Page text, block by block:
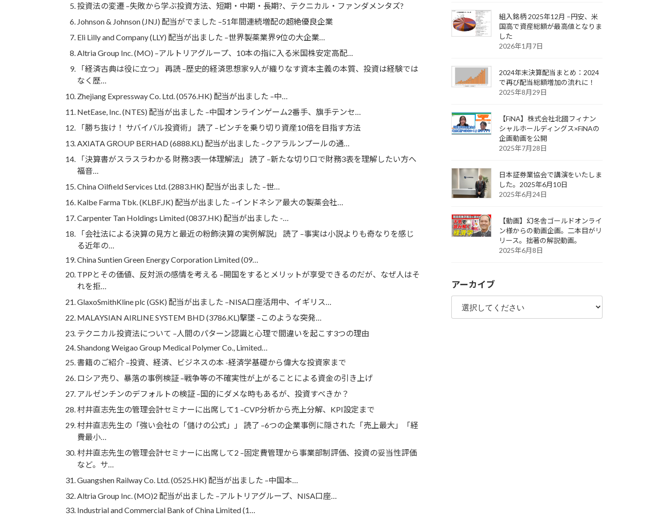
投資法の変遷 –失敗から学ぶ投資方法、短期・中期・長期?、テクニカル・ファンダメンタズ?
Johnson & Johnson (JNJ) 配当がでました –51年間連続増配の超絶優良企業
Eli Lilly and Company (LLY) 配当が出ました –世界製薬業界9位の大企業…
Altria Group Inc. (MO) –アルトリアグループ、10本の指に入る米国株安定高配…
「経済古典は役に立つ」 再読 –歴史的経済思想家9人が織りなす資本主義の本質、投資は経験では
なく歴…
Zhejiang Expressway Co. Ltd. (0576.HK) 配当が出ました –中…
NetEase, Inc. (NTES) 配当が出ました –中国オンラインゲーム2番手、旗手テンセ…
「勝ち抜け！ サバイバル投資術」 読了 –ピンチを乗り切り資産10倍を目指す方法
AXIATA GROUP BERHAD (6888.KL) 配当が出ました –クアラルンプールの通…
「決算書がスラスラわかる 財務3表一体理解法」 読了 –新たな切り口で財務3表を理解したい方へ
福音…
China Oilfield Services Ltd. (2883.HK) 配当が出ました –世…
Kalbe Farma Tbk. (KLBF.JK) 配当が出ました –インドネシア最大の製薬会社…
Carpenter Tan Holdings Limited (0837.HK) 配当が出ました -…
「会社法による決算の見方と最近の粉飾決算の実例解説」 読了 –事実は小説よりも奇なりを感じ
る近年の…
China Suntien Green Energy Corporation Limited (09…
TPPとその価値、反対派の感情を考える –開国をするとメリットが享受できるのだが、なぜ人はそ
れを拒…
GlaxoSmithKline plc (GSK) 配当が出ました –NISA口座活用中、イギリス…
MALAYSIAN AIRLINE SYSTEM BHD (3786.KL)撃墜 –このような突発…
テクニカル投資法について –人間のパターン認識と心理で間違いを起こす3つの理由
Shandong Weigao Group Medical Polymer Co., Limited…
書籍のご紹介 –投資、経済、ビジネスの本 -経済学基礎から偉大な投資家まで
ロシア売り、暴落の事例検証 –戦争等の不確実性が上がることによる資金の引き上げ
アルゼンチンのデフォルトの検証 –国的にダメな時もあるが、投資すべきか？
村井直志先生の管理会計セミナーに出席して1 –CVP分析から売上分解、KPI設定まで
村井直志先生の「強い会社の「儲けの公式」」 読了 –6つの企業事例に隠された「売上最大」「経
費最小…
村井直志先生の管理会計セミナーに出席して2 –固定費管理から事業部制評価、投資の妥当性評価
など。サ…
Guangshen Railway Co. Ltd. (0525.HK) 配当が出ました –中国本…
Altria Group Inc. (MO)2 配当が出ました –アルトリアグループ、NISA口座…
Industrial and Commercial Bank of China Limited (1…
組入銘柄 2025年12月 –円安、米
国高で資産総額が最高値となりま
した
2026年1月7日
2024年末決算配当まとめ：2024
で再び配当総額増加の流れに！
2025年8月29日
【FiNA】株式会社北國フィナン
シャルホールディングス×FiNAの
企画動画を公開
2025年7月28日
日本証券業協会で講演をいたしま
した。2025年6月10日
2025年6月24日
【動画】幻冬舎ゴールドオンライ
ン様からの動画企画。二本目がリ
リース。拙著の解説動画。
2025年6月8日
アーカイブ